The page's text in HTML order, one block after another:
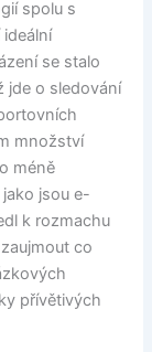
spolu s
se stalo
jde o sledování
množství
méně
jsou e-
k rozmachu
co
přívětivých